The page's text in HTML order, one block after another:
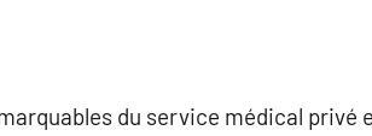
du service médical privé